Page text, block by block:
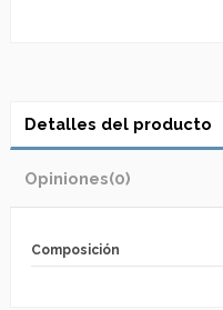
Detalles del producto
Opiniones(0)
Composición